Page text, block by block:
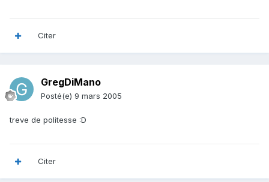
Citer
GregDiMano
Posté(e) 9 mars 2005
treve de politesse :D
Citer